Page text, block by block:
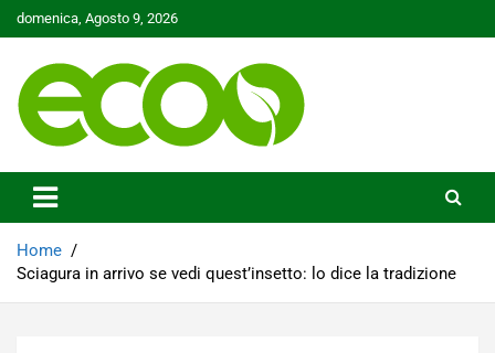
Skip
to
domenica, Agosto 9, 2026
Ecoo.it
Home
Sciagura in arrivo se vedi quest’insetto: lo dice la tradizione